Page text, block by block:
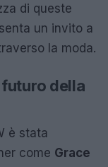
di queste
un invito a
la moda.
della
è stata
come Grace